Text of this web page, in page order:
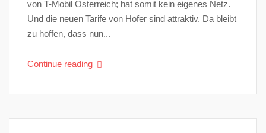
von T-Mobil Österreich; hat somit kein eigenes Netz.
Und die neuen Tarife von Hofer sind attraktiv. Da bleibt
zu hoffen, dass nun...
Continue reading